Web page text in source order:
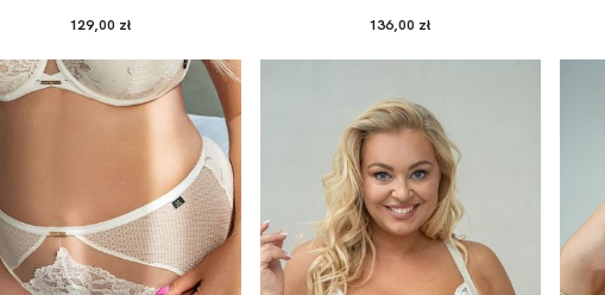
129,00 zł 136,00 zł